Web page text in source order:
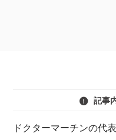
記事
ドクターマーチンの代